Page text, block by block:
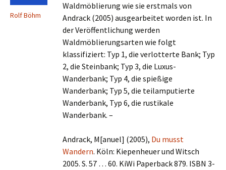
Rolf Böhm
Waldmöblierung wie sie erstmals von
Andrack (2005) ausgearbeitet worden ist. In
der Veröffentlichung werden
Waldmöblierungsarten wie folgt
klassifiziert: Typ 1, die verlotterte Bank; Typ
2, die Steinbank; Typ 3, die Luxus-
Wanderbank; Typ 4, die spießige
Wanderbank; Typ 5, die teilamputierte
Wanderbank, Typ 6, die rustikale
Wanderbank. –
Andrack, M[anuel] (2005), Du musst
Wandern. Köln: Kiepenheuer und Witsch
2005. S. 57 … 60. KiWi Paperback 879. ISBN 3-